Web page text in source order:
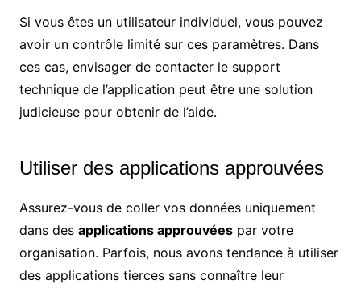
Si vous êtes un utilisateur individuel, vous pouvez
avoir un contrôle limité sur ces paramètres. Dans
ces cas, envisager de contacter le support
technique de l’application peut être une solution
judicieuse pour obtenir de l’aide.
Utiliser des applications approuvées
Assurez-vous de coller vos données uniquement
dans des applications approuvéespar votre
organisation. Parfois, nous avons tendance à utiliser
des applications tierces sans connaître leur